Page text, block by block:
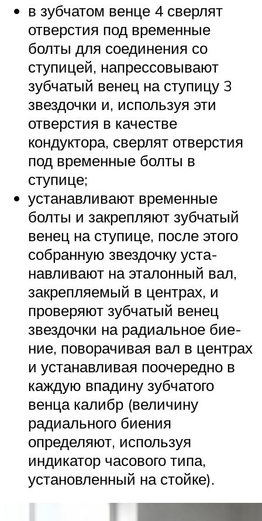
в зубчатом венце 4 сверлят
отверстия под временные
болты для соединения со
ступицей, напрессовывают
зубчатый венец на ступицу 3
звездочки и, используя эти
отверстия в качестве
кондуктора, сверлят отверстия
под временные болты в
ступице;
устанавливают временные
болты и закрепляют зубчатый
венец на ступице, после этого
собранную звездочку уста­
навливают на эталонный вал,
закрепляемый в центрах, и
проверяют зубчатый венец
звездочки на радиальное бие­
ние, поворачивая вал в центрах
и устанавливая поочеред­но в
каждую впадину зубчатого
венца калибр (величину
радиального биения
определяют, используя
индикатор часового типа,
установленный на стойке).